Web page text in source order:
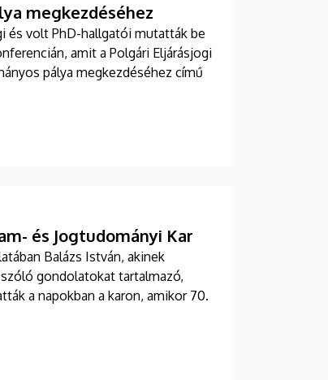
megkezdéséhez
és volt PhD-hallgatói mutatták be
amit a Polgári Eljárásjogi
pálya megkezdéséhez című
és Jogtudományi Kar
Balázs István, akinek
gondolatokat tartalmazó,
a napokban a karon, amikor 70.